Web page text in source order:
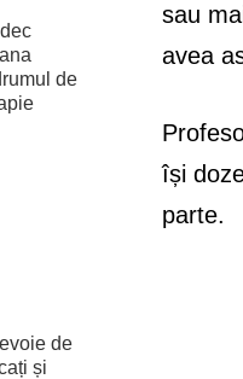
sau
avea
își
parte.
de
de
și